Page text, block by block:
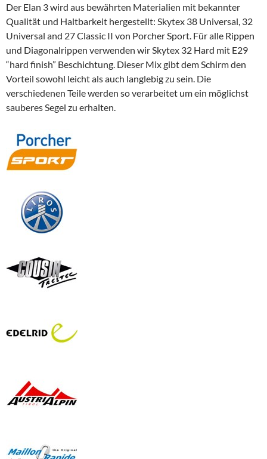
Der Elan 3 wird aus bewährten Materialien mit bekannter
Qualität und Haltbarkeit hergestellt: Skytex 38 Universal, 32
Universal and 27 Classic II von Porcher Sport. Für alle Rippen
und Diagonalrippen verwenden wir Skytex 32 Hard mit E29
“hard finish” Beschichtung. Dieser Mix gibt dem Schirm den
Vorteil sowohl leicht als auch langlebig zu sein. Die
verschiedenen Teile werden so verarbeitet um ein möglichst
sauberes Segel zu erhalten.